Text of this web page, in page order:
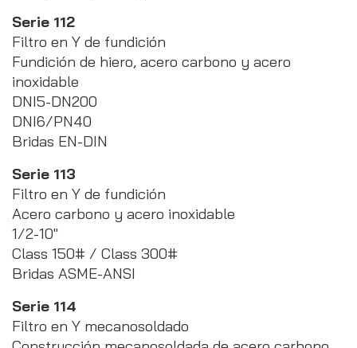
Serie 112
Filtro en Y de fundición
Fundición de hiero, acero carbono y acero
inoxidable
DNI5-DN200
DNI6/PN40
Bridas EN-DIN
Serie 113
Filtro en Y de fundición
Acero carbono y acero inoxidable
1/2-10″
Class 150# / Class 300#
Bridas ASME-ANSI
Serie 114
Filtro en Y mecanosoldado